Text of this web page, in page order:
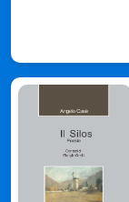
Fidia. Atti e
Fidia. Max Museo
Fidia. Panoramas